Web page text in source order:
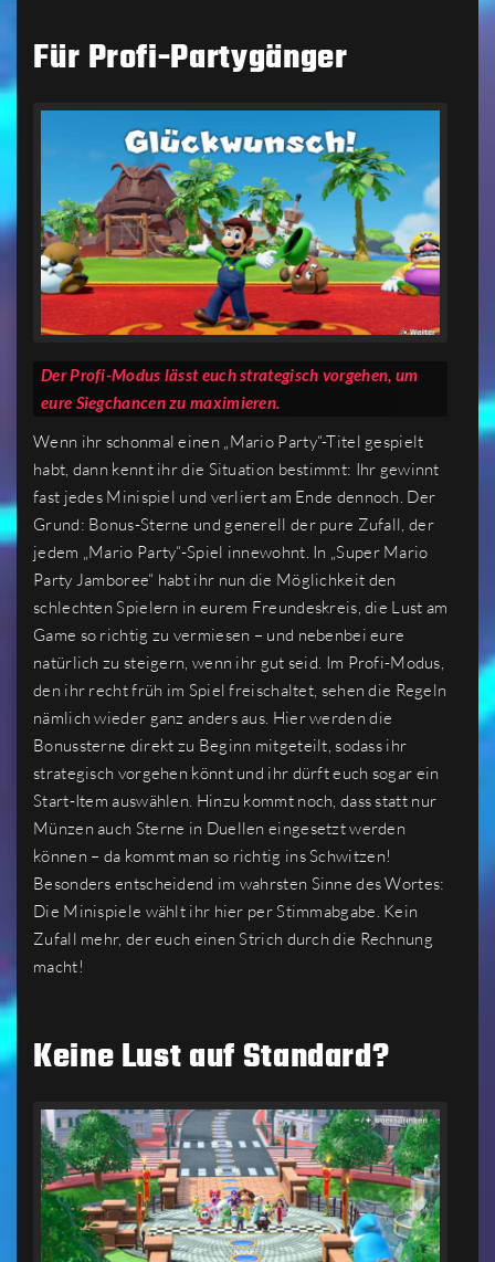
Für Profi-Partygänger
Der Profi-Modus lässt euch strategisch vorgehen, um
eure Siegchancen zu maximieren.
Wenn ihr schonmal einen „Mario Party“-Titel gespielt
habt, dann kennt ihr die Situation bestimmt: Ihr gewinnt
fast jedes Minispiel und verliert am Ende dennoch. Der
Grund: Bonus-Sterne und generell der pure Zufall, der
jedem „Mario Party“-Spiel innewohnt. In „Super Mario
Party Jamboree“ habt ihr nun die Möglichkeit den
schlechten Spielern in eurem Freundeskreis, die Lust am
Game so richtig zu vermiesen – und nebenbei eure
natürlich zu steigern, wenn ihr gut seid. Im Profi-Modus,
den ihr recht früh im Spiel freischaltet, sehen die Regeln
nämlich wieder ganz anders aus. Hier werden die
Bonussterne direkt zu Beginn mitgeteilt, sodass ihr
strategisch vorgehen könnt und ihr dürft euch sogar ein
Start-Item auswählen. Hinzu kommt noch, dass statt nur
Münzen auch Sterne in Duellen eingesetzt werden
können – da kommt man so richtig ins Schwitzen!
Besonders entscheidend im wahrsten Sinne des Wortes:
Die Minispiele wählt ihr hier per Stimmabgabe. Kein
Zufall mehr, der euch einen Strich durch die Rechnung
macht!
Keine Lust auf Standard?